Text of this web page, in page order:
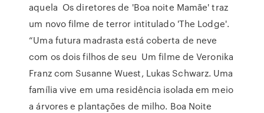
aquela Os diretores de 'Boa noite Mamãe' traz
um novo filme de terror intitulado 'The Lodge'.
“Uma futura madrasta está coberta de neve
com os dois filhos de seu Um filme de Veronika
Franz com Susanne Wuest, Lukas Schwarz. Uma
família vive em uma residência isolada em meio
a árvores e plantações de milho. Boa Noite